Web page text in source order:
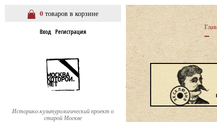
0 товаров в корзине
Вход Регистрация
Историко-культурологический проект о
старой Москве